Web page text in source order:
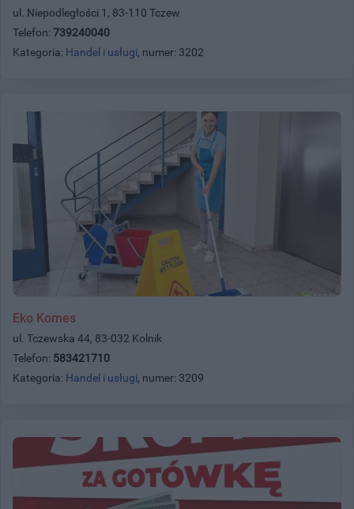
ul. Niepodległości 1, 83-110 Tczew
Telefon: 739240040
Kategoria: Handel i usługi, numer: 3202
Eko Komes
ul. Tczewska 44, 83-032 Kolnik
Telefon: 583421710
Kategoria: Handel i usługi, numer: 3209